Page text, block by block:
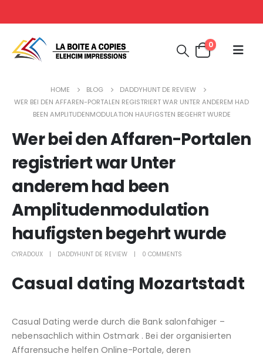
0
HOME BLOG
DADDYHUNT DE REVIEW
WER BEI DEN AFFAREN-PORTALEN REGISTRIERT WAR UNTER ANDEREM HAD
BEEN AMPLITUDENMODULATION HAUFIGSTEN BEGEHRT WURDE
Wer bei den Affaren-Portalen
registriert war Unter
anderem had been
Amplitudenmodulation
haufigsten begehrt wurde
CYRADOUX DADDYHUNT DE REVIEW 0 COMMENTS
Casual dating Mozartstadt
Casual Dating werde durch die Bank salonfahiger –
nebensachlich within Ostmark . Bei der organisierten
Affarensuche helfen Online-Portale, deren